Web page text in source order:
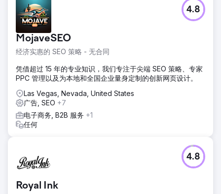
MojaveSEO
经济实惠的 SEO 策略 - 无合同
4.8
凭借超过 15 年的专业知识，我们专注于尖端 SEO 策略、专家
PPC 管理以及为本地和全国企业量身定制的创新网页设计。
Las Vegas, Nevada, United States
广告, SEO +7
电子商务, B2B 服务 +1
任何
Royal Ink
4.8